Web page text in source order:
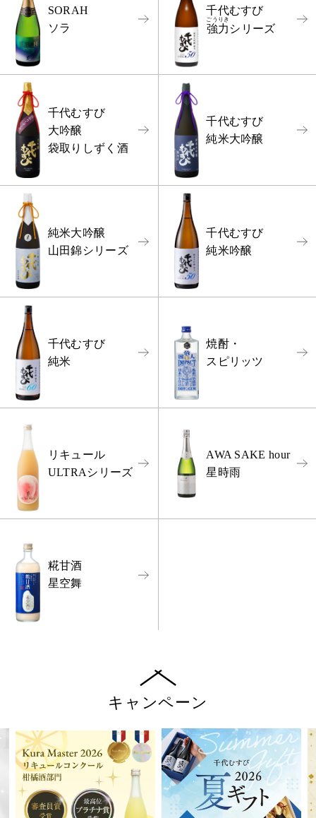
SORAH
ソラ
千代むすび
強力
ごうりき
シリーズ
千代むすび
大吟醸
袋取りしずく酒
千代むすび
純米大吟醸
純米大吟醸
山田錦シリーズ
千代むすび
純米吟醸
千代むすび
純米
焼酎・
スピリッツ
リキュール
ULTRAシリーズ
AWA SAKE hour
星時雨
糀甘酒
星空舞
キャンペーン